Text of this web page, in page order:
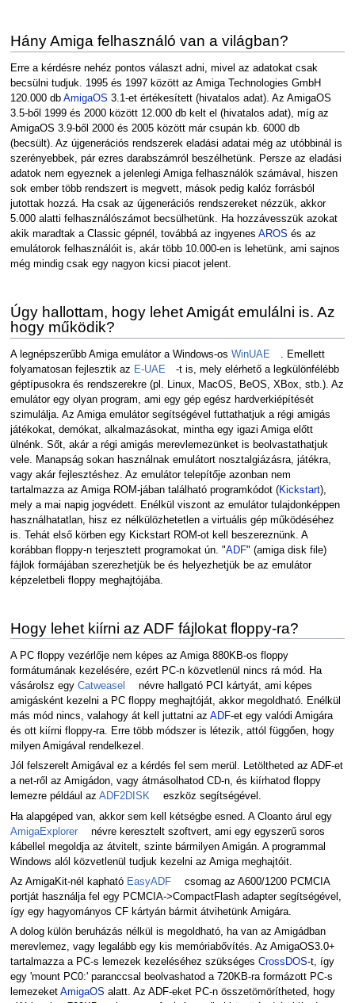
Hány Amiga felhasználó van a világban?
Erre a kérdésre nehéz pontos választ adni, mivel az adatokat csak
becsülni tudjuk. 1995 és 1997 között az Amiga Technologies GmbH
120.000 db AmigaOS 3.1-et értékesített (hivatalos adat). Az AmigaOS
3.5-ből 1999 és 2000 között 12.000 db kelt el (hivatalos adat), míg az
AmigaOS 3.9-ből 2000 és 2005 között már csupán kb. 6000 db
(becsült). Az újgenerációs rendszerek eladási adatai még az utóbbinál is
szerényebbek, pár ezres darabszámról beszélhetünk. Persze az eladási
adatok nem egyeznek a jelenlegi Amiga felhasználók számával, hiszen
sok ember több rendszert is megvett, mások pedig kalóz forrásból
jutottak hozzá. Ha csak az újgenerációs rendszereket nézzük, akkor
5.000 alatti felhasználószámot becsülhetünk. Ha hozzávesszük azokat
akik maradtak a Classic gépnél, továbbá az ingyenes AROS és az
emulátorok felhasználóit is, akár több 10.000-en is lehetünk, ami sajnos
még mindig csak egy nagyon kicsi piacot jelent.
Úgy hallottam, hogy lehet Amigát emulálni is. Az
hogy működik?
A legnépszerűbb Amiga emulátor a Windows-os WinUAE
. Emellett
folyamatosan fejlesztik az E-UAE
-t is, mely elérhető a legkülönfélébb
géptípusokra és rendszerekre (pl. Linux, MacOS, BeOS, XBox, stb.). Az
emulátor egy olyan program, ami egy gép egész hardverkiépítését
szimulálja. Az Amiga emulátor segítségével futtathatjuk a régi amigás
játékokat, demókat, alkalmazásokat, mintha egy igazi Amiga előtt
ülnénk. Sőt, akár a régi amigás merevlemezünket is beolvastathatjuk
vele. Manapság sokan használnak emulátort nosztalgiázásra, játékra,
vagy akár fejlesztéshez. Az emulátor telepítője azonban nem
tartalmazza az Amiga ROM-jában található programkódot (Kickstart),
mely a mai napig jogvédett. Enélkül viszont az emulátor tulajdonképpen
használhatatlan, hisz ez nélkülözhetetlen a virtuális gép működéséhez
is. Tehát első körben egy Kickstart ROM-ot kell beszereznünk. A
korábban floppy-n terjesztett programokat ún. "ADF" (amiga disk file)
fájlok formájában szerezhetjük be és helyezhetjük be az emulátor
képzeletbeli floppy meghajtójába.
Hogy lehet kiírni az ADF fájlokat floppy-ra?
A PC floppy vezérlője nem képes az Amiga 880KB-os floppy
formátumának kezelésére, ezért PC-n közvetlenül nincs rá mód. Ha
vásárolsz egy Catweasel
névre hallgató PCI kártyát, ami képes
amigásként kezelni a PC floppy meghajtóját, akkor megoldható. Enélkül
más mód nincs, valahogy át kell juttatni az ADF-et egy valódi Amigára
és ott kiírni floppy-ra. Erre több módszer is létezik, attól függően, hogy
milyen Amigával rendelkezel.
Jól felszerelt Amigával ez a kérdés fel sem merül. Letöltheted az ADF-et
a net-ről az Amigádon, vagy átmásolhatod CD-n, és kiírhatod floppy
lemezre például az ADF2DISK
eszköz segítségével.
Ha alapgéped van, akkor sem kell kétségbe esned. A Cloanto árul egy
AmigaExplorer
névre keresztelt szoftvert, ami egy egyszerű soros
kábellel megoldja az átvitelt, szinte bármilyen Amigán. A programmal
Windows alól közvetlenül tudjuk kezelni az Amiga meghajtóit.
Az AmigaKit-nél kapható EasyADF
csomag az A600/1200 PCMCIA
portját használja fel egy PCMCIA->CompactFlash adapter segítségével,
így egy hagyományos CF kártyán bármit átvihetünk Amigára.
A dolog külön beruházás nélkül is megoldható, ha van az Amigádban
merevlemez, vagy legalább egy kis memóriabővítés. Az AmigaOS3.0+
tartalmazza a PC-s lemezek kezeléséhez szükséges CrossDOS-t, így
egy 'mount PC0:' paranccsal beolvashatod a 720KB-ra formázott PC-s
lemezeket AmigaOS alatt. Az ADF-eket PC-n összetömörítheted, hogy